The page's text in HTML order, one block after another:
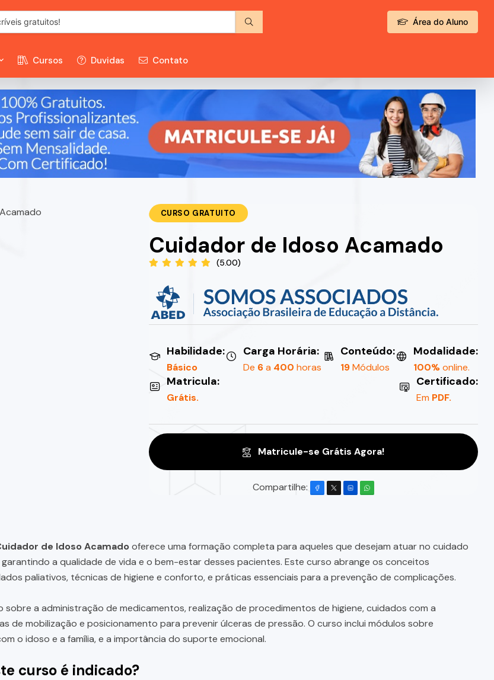
Área do Aluno
Cursos Duvidas Contato
CURSO GRATUITO
Cuidador de Idoso Acamado
(5.00)
Habilidade:
Básico
Carga Horária:
De 6a 400 horas
Conteúdo:
19Módulos
Modalidade:
100%online.
Matricula:
Grátis.
Certificado:
Em PDF.
Matricule-se Grátis Agora!
Compartilhe:
de Idoso Acamadooferece uma formação completa para aqueles que desejam atuar no cuidado
a qualidade de vida e o bem-estar desses pacientes. Este curso abrange os conceitos
paliativos, técnicas de higiene e conforto, e práticas essenciais para a prevenção de complicações.
sobre a administração de medicamentos, realização de procedimentos de higiene, cuidados com a
de mobilização e posicionamento para prevenir úlceras de pressão. O curso inclui módulos sobre
o idoso e a família, e a importância do suporte emocional.
curso é indicado?